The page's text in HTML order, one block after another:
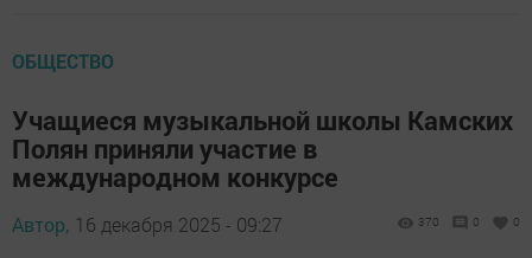
ОБЩЕСТВО
Учащиеся музыкальной школы Камских
Полян приняли участие в
международном конкурсе
Автор, 16 декабря 2025 - 09:27 370 0 0